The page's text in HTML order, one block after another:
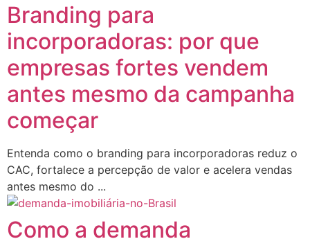
Branding para
incorporadoras: por que
empresas fortes vendem
antes mesmo da campanha
começar
Entenda como o branding para incorporadoras reduz o
CAC, fortalece a percepção de valor e acelera vendas
antes mesmo do ...
Como a demanda